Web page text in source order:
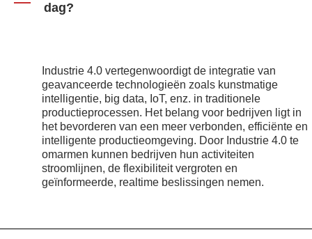
dag?
Industrie 4.0 vertegenwoordigt de integratie van
geavanceerde technologieën zoals kunstmatige
intelligentie, big data, IoT, enz. in traditionele
productieprocessen. Het belang voor bedrijven ligt in
het bevorderen van een meer verbonden, efficiënte en
intelligente productieomgeving. Door Industrie 4.0 te
omarmen kunnen bedrijven hun activiteiten
stroomlijnen, de flexibiliteit vergroten en
geïnformeerde, realtime beslissingen nemen.